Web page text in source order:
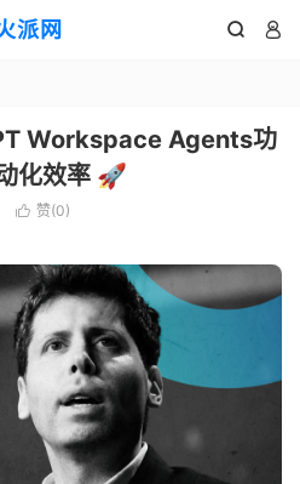
派网  
Workspace Agents功
化效率 🚀
 赞(0)